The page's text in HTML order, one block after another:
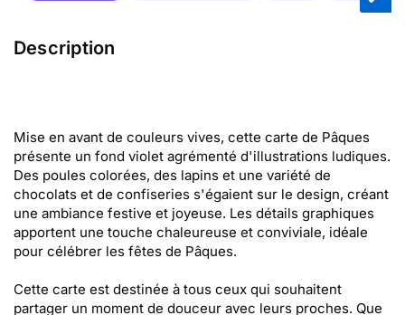
Description
Mise en avant de couleurs vives, cette carte de Pâques
présente un fond violet agrémenté d'illustrations ludiques.
Des poules colorées, des lapins et une variété de
chocolats et de confiseries s'égaient sur le design, créant
une ambiance festive et joyeuse. Les détails graphiques
apportent une touche chaleureuse et conviviale, idéale
pour célébrer les fêtes de Pâques.
Cette carte est destinée à tous ceux qui souhaitent
partager un moment de douceur avec leurs proches. Que